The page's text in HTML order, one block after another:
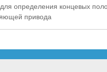
определения концевых
привода